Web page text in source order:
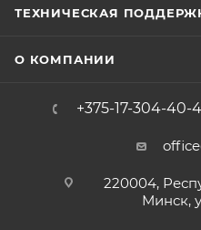
ТЕХНИЧЕСКАЯ
О КОМПАНИИ
+375-17-304-40-
220004,
Минск,